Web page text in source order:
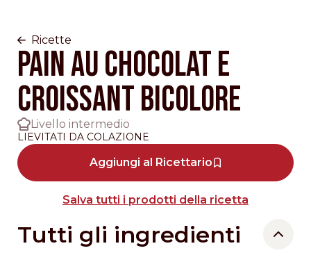
Ricette
PAIN AU CHOCOLAT E
CROISSANT BICOLORE
Livello intermedio
LIEVITATI DA COLAZIONE
Aggiungi al Ricettario
Salva tutti i prodotti della ricetta
Tutti gli ingredienti